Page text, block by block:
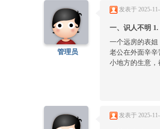
管理员
发表于 2025-
一、识人不明
一个远房的表姐
老公在外面辛辛
小地方的生意，
发表于 2025-